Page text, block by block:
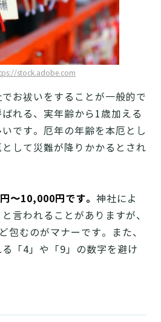
stock.adobe.com
お祓いをすることが一般的で
れる、実年齢から1歳加える
です。厄年の年齢を本厄とし
して災難が降りかかるとされ
〜10,000円です。 神社によ
言われることがありますが、
包むのがマナーです。また、
「4」や「9」の数字を避け